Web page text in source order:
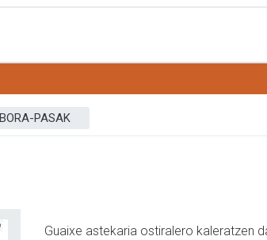
PASAK
Guaixe astekaria ostiralero kaleratzen